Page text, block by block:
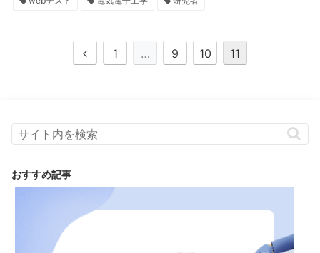
1 … 9 10 11
おすすめ記事